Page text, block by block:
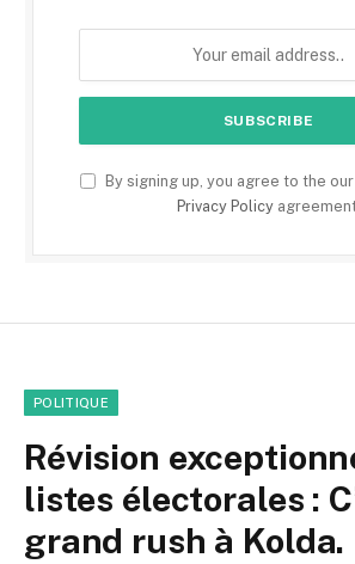
By signing up, you agree to the
Privacy Policy
POLITIQUE
Révision
listes électorales :
grand rush à Kolda.